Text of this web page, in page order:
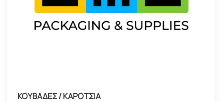
ΚΟΥΒΑΔΕΣ / ΚΑΡΟΤΣΙΑ